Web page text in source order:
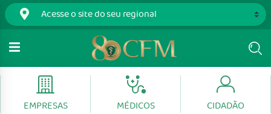
EMPRESAS MÉDICOS CIDADÃO